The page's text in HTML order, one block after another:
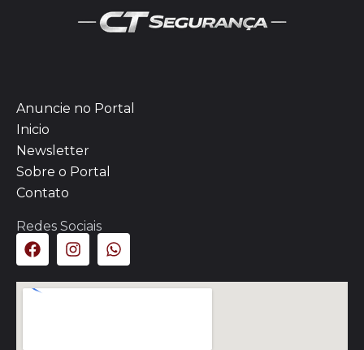
Anuncie no Portal
Inicio
Newsletter
Sobre o Portal
Contato
Redes Sociais